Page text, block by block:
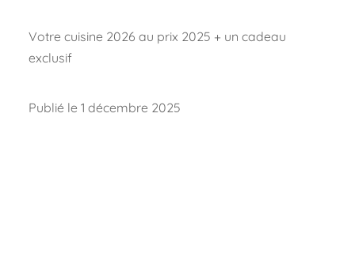
Votre cuisine 2026 au prix 2025 + un cadeau
exclusif
Publié le 1 décembre 2025